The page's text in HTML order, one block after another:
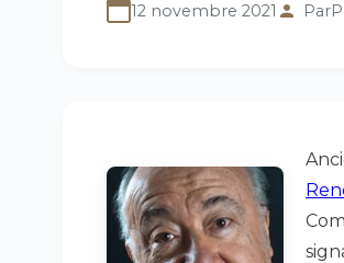
12 novembre 2021 Par